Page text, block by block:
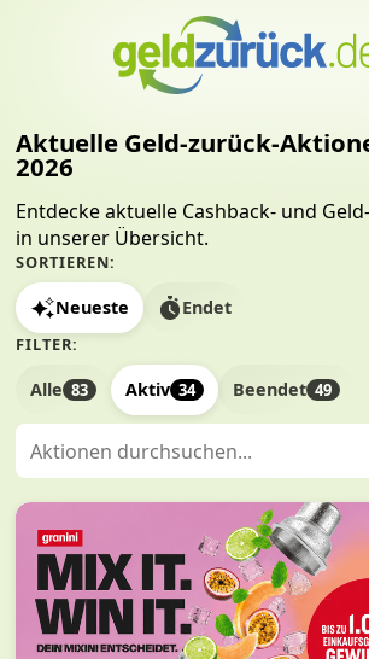
Aktuelle Geld-zurück-
2026
Entdecke aktuelle Cashback- und
in unserer Übersicht.
SORTIEREN:
Neueste Endet
FILTER:
Alle 83 Aktiv 34 Beendet 49